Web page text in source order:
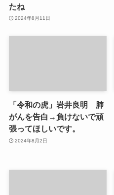
たね
2024年8月11日
「令和の虎」岩井良明 肺
がんを告白→負けないで頑
張ってほしいです。
2024年8月2日